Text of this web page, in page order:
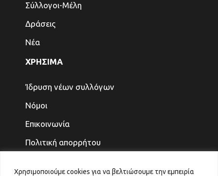
Χρησιμοποιούμε cookies για να βελτιώσουμε την εμπειρία
Σύλλογοι-Μέλη
Δράσεις
Νέα
ΧΡΗΣΙΜΑ
Ίδρυση νέων συλλόγων
Νόμοι
Επικοινωνία
Πολιτική απορρήτου